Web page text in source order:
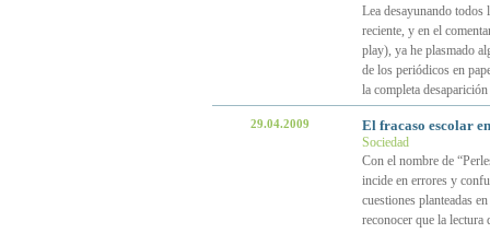
Lea desayunando todos
reciente, y en el
play), ya he plasmado
de los periódicos en
la completa
29.04.2009 El fracaso escolar
Sociedad
Con el nombre de
incide en errores y
cuestiones planteadas
reconocer que la lectura